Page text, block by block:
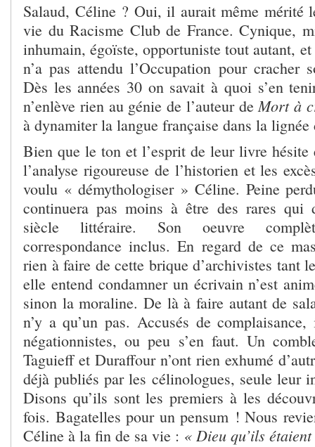
Salaud, Céline ? Oui, il aurait même mérité
vie du Racisme Club de France. Cynique,
inhumain, égoïste, opportuniste tout autant,
n’a pas attendu l’Occupation pour cracher
Dès les années 30 on savait à quoi s’en
n’enlève rien au génie de l’auteur deMort à
à dynamiter la langue française dans la lignée
Bien que le ton et l’esprit de leur livre hésite
l’analyse rigoureuse de l’historien et les
voulu « démythologiser » Céline. Peine
continuera pas moins à être des rares qui
siècle littéraire. Son oeuvre
correspondance inclus. En regard de ce
rien à faire de cette brique d’archivistes tant
elle entend condamner un écrivain n’est
sinon la moraline. De là à faire autant de
n’y a qu’un pas. Accusés de
négationnistes, ou peu s’en faut. Un
Taguieff et Duraffour n’ont rien exhumé
déjà publiés par les célinologues, seule leur
Disons qu’ils sont les premiers à les
fois. Bagatelles pour un pensum ! Nous
Céline à la fin de sa vie : « Dieu qu’ils